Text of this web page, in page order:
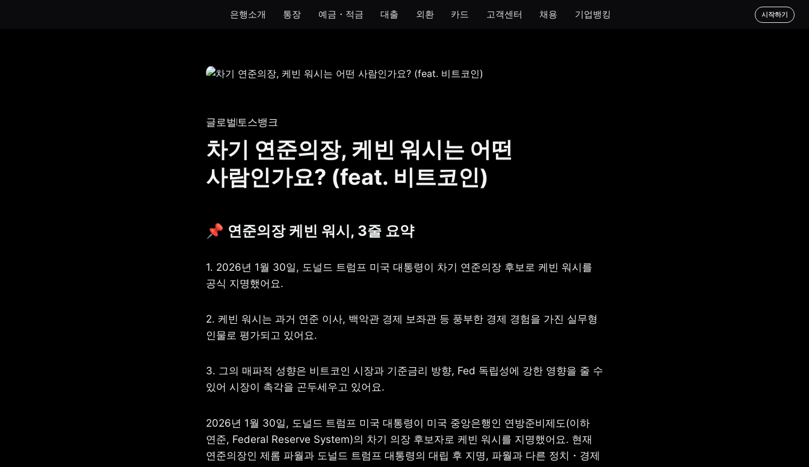
은행소개 통장 예금・적금 대출 외환 카드 고객센터 채용 기업뱅킹 시작하기
토스뱅크 통장
게임 저금통
생계비보호 통장
모임 통장아이 통장 개인사업자 통장
글로벌 토스뱅크
차기 연준의장, 케빈 워시는 어떤
사람인가요? (feat. 비트코인)
📌 연준의장 케빈 워시, 3줄 요약
1. 2026년 1월 30일, 도널드 트럼프 미국 대통령이 차기 연준의장 후보로 케빈 워시를
공식 지명했어요.
2. 케빈 워시는 과거 연준 이사, 백악관 경제 보좌관 등 풍부한 경제 경험을 가진 실무형
인물로 평가되고 있어요.
3. 그의 매파적 성향은 비트코인 시장과 기준금리 방향, Fed 독립성에 강한 영향을 줄 수
있어 시장이 촉각을 곤두세우고 있어요.
2026년 1월 30일, 도널드 트럼프 미국 대통령이 미국 중앙은행인 연방준비제도(이하
연준, Federal Reserve System)의 차기 의장 후보자로 케빈 워시를 지명했어요. 현재
연준의장인 제롬 파월과 도널드 트럼프 대통령의 대립 후 지명, 파월과 다른 정치・경제